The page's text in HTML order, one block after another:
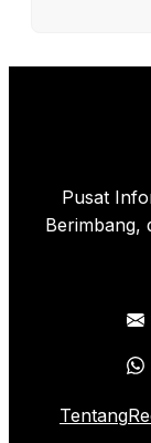
Pusat
Berimbang,
Tentang